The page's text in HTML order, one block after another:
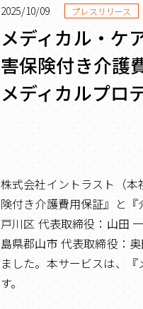
2025/10/09 プレスリリース
メディカル・ケ
害保険付き介護
メディカルプロ
株式会社イントラスト（
険付き介護費用保証』と
戸川区 代表取締役：山田
島県郡山市 代表取締役：
ました。本サービスは、
す。